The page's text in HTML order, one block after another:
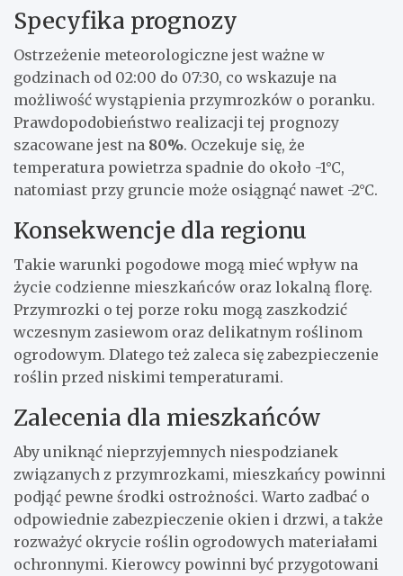
Specyfika prognozy
Ostrzeżenie meteorologiczne jest ważne w
godzinach od 02:00 do 07:30, co wskazuje na
możliwość wystąpienia przymrozków o poranku.
Prawdopodobieństwo realizacji tej prognozy
szacowane jest na 80%. Oczekuje się, że
temperatura powietrza spadnie do około -1°C,
natomiast przy gruncie może osiągnąć nawet -2°C.
Konsekwencje dla regionu
Takie warunki pogodowe mogą mieć wpływ na
życie codzienne mieszkańców oraz lokalną florę.
Przymrozki o tej porze roku mogą zaszkodzić
wczesnym zasiewom oraz delikatnym roślinom
ogrodowym. Dlatego też zaleca się zabezpieczenie
roślin przed niskimi temperaturami.
Zalecenia dla mieszkańców
Aby uniknąć nieprzyjemnych niespodzianek
związanych z przymrozkami, mieszkańcy powinni
podjąć pewne środki ostrożności. Warto zadbać o
odpowiednie zabezpieczenie okien i drzwi, a także
rozważyć okrycie roślin ogrodowych materiałami
ochronnymi. Kierowcy powinni być przygotowani